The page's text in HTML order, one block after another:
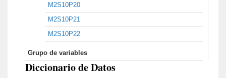
M2S10P20
M2S10P21
M2S10P22
Grupo de variables
Diccionario de Datos